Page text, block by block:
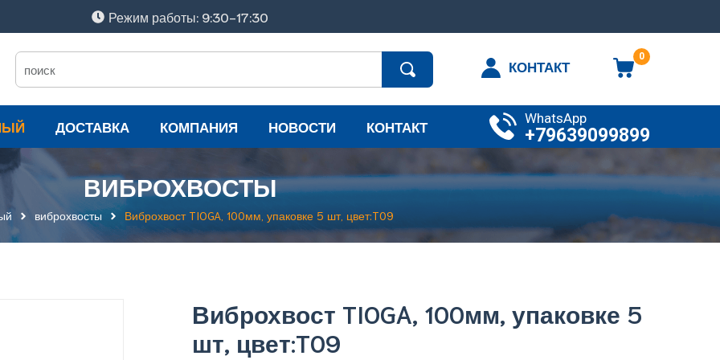
Режим работы: 9:30-17:30
0
КОНТАКТ
ДОСТАВКА КОМПАНИЯ НОВОСТИ КОНТАКТ WhatsApp
+79639099899
ВИБРОХВОСТЫ
виброхвосты Виброхвост TIOGA, 100мм, упаковке 5 шт, цвет:T09
Виброхвост TIOGA, 100мм, упаковке 5
шт, цвет:T09